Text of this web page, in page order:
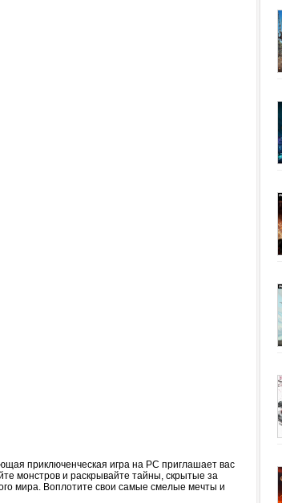
приключенческая игра на PC приглашает вас
монстров и раскрывайте тайны, скрытые за
мира. Воплотите свои самые смелые мечты и